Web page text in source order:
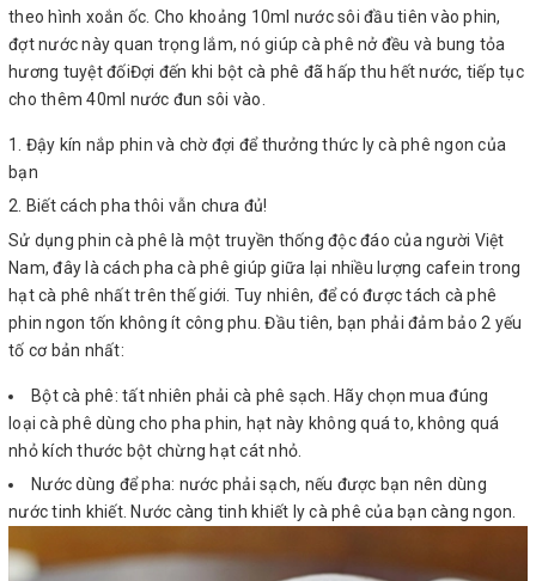
theo hình xoắn ốc. Cho khoảng 10ml nước sôi đầu tiên vào phin,
đợt nước này quan trọng lắm, nó giúp cà phê nở đều và bung tỏa
hương tuyệt đốiĐợi đến khi bột cà phê đã hấp thu hết nước, tiếp tục
cho thêm 40ml nước đun sôi vào.
Đậy kín nắp phin và chờ đợi để thưởng thức ly cà phê ngon của
bạn
Biết cách pha thôi vẫn chưa đủ!
Sử dụng phin cà phê là một truyền thống độc đáo của người Việt
Nam, đây là cách pha cà phê giúp giữa lại nhiều lượng cafein trong
hạt cà phê nhất trên thế giới. Tuy nhiên, để có được tách cà phê
phin ngon tốn không ít công phu. Đầu tiên, bạn phải đảm bảo 2 yếu
tố cơ bản nhất:
Bột cà phê: tất nhiên phải cà phê sạch. Hãy chọn mua đúng
loại cà phê dùng cho pha phin, hạt này không quá to, không quá
nhỏ kích thước bột chừng hạt cát nhỏ.
Nước dùng để pha: nước phải sạch, nếu được bạn nên dùng
nước tinh khiết. Nước càng tinh khiết ly cà phê của bạn càng ngon.